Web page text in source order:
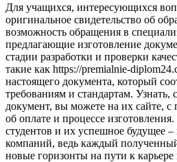
Для учащихся, интересующихся
оригинальное свидетельство об
возможность обращения в
предлагающие изготовление
стадии разработки и проверки
такие как https://premialnie-
настоящего документа, который
требованиям и стандартам. Узнать,
документ, вы можете на их сайте,
об оплате и процессе
студентов и их успешное будущее –
компаний, ведь каждый
новые горизонты на пути к